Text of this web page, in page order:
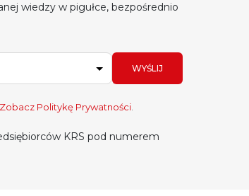
wiedzy w pigułce, bezpośrednio
WYŚLIJ
Zobacz Politykę Prywatności.
KRS pod numerem